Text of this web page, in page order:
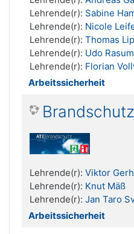
Lehrende(r): Sabine
Lehrende(r): Nicole
Lehrende(r): Thomas
Lehrende(r): Udo Rasum
Lehrende(r): Florian
Arbeitssicherheit
Lehrende(r): Viktor
Lehrende(r): Knut Mäß
Lehrende(r): Jan Taro
Arbeitssicherheit